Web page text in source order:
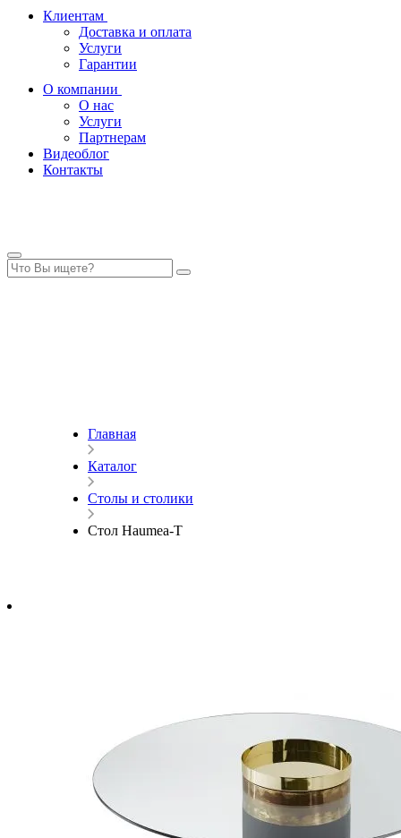
Клиентам
Доставка и оплата
Услуги
Гарантии
О компании
О нас
Услуги
Партнерам
Видеоблог
Контакты
Главная
Каталог
Столы и столики
Стол Haumea-T